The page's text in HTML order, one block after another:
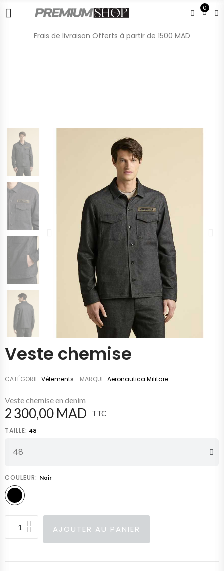
0
Frais de livraison Offerts à partir de 1500 MAD
Veste chemise
CATÉGORIE Vêtements MARQUE Aeronautica Militare
Veste chemise en denim
2 300,00 MAD TTC
TAILLE 48
COULEUR Noir
AJOUTER AU PANIER